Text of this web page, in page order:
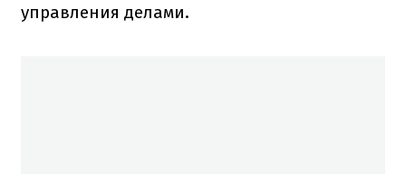
управления делами.